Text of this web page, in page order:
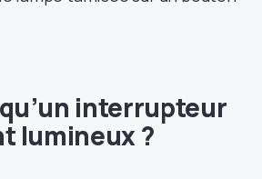
interrupteur
lumineux ?